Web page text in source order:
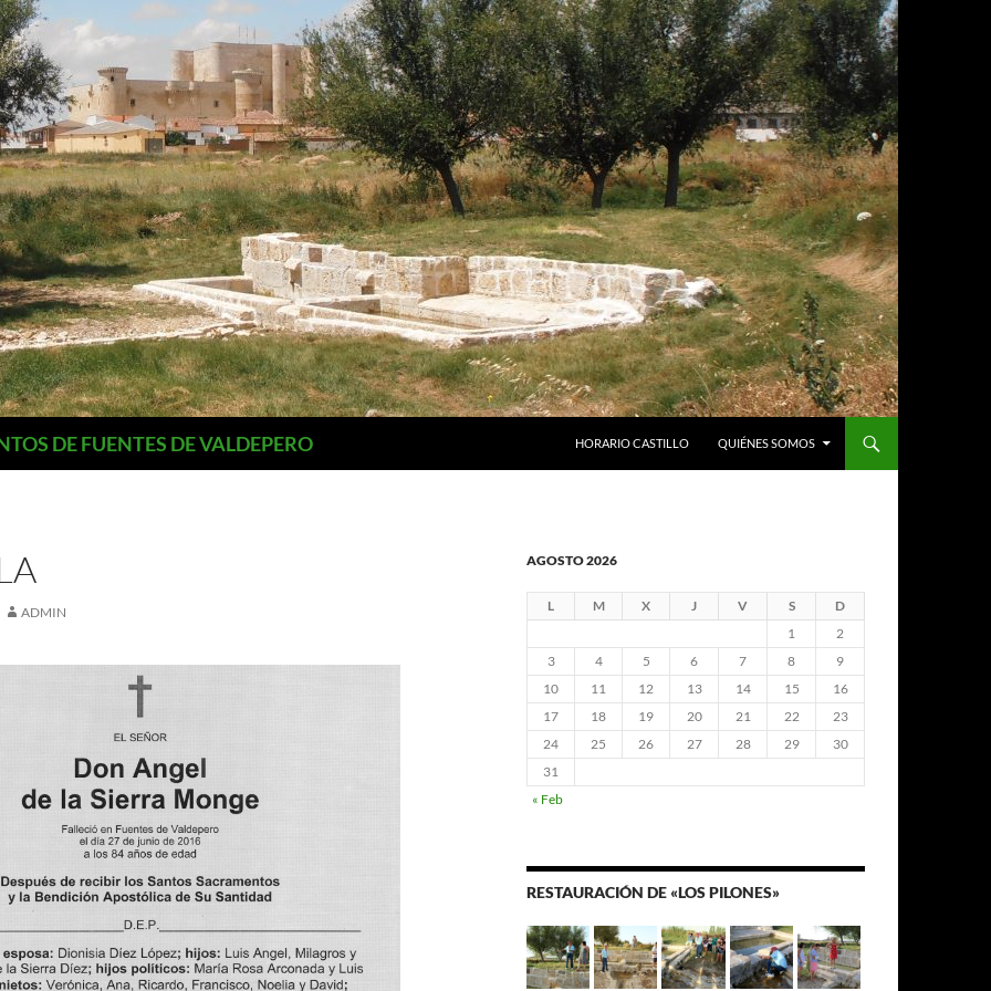
DE FUENTES DE VALDEPERO HORARIO CASTILLO QUIÉNES SOMOS
ADMIN
AGOSTO 2026
L M X J V S
D
1
2
3
4 5 6 7 8
9
10
11 12 13 14 15
16
17
18 19 20 21 22
23
24
25 26 27 28 29
30
31
« Feb
RESTAURACIÓN DE «LOS PILONES»